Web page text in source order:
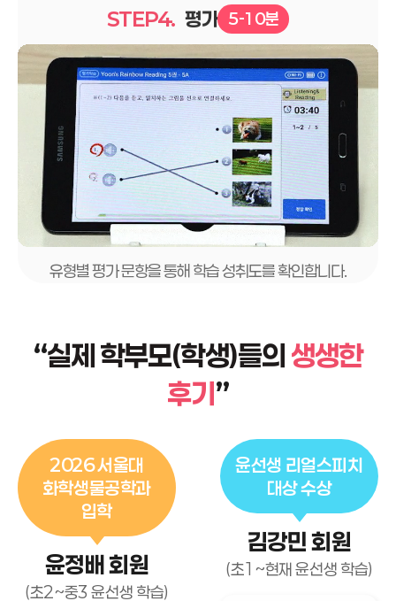
STEP4. 평가 5-10분
유형별 평가 문항을 통해 학습 성취도를 확인합니다.
“실제 학부모(학생)들의 생생한
후기 ”
2026 서울대
화학생물공학과
입학
윤정배 회원
(초2~중3 윤선생 학습)
윤선생 리얼스피치
대상 수상
김강민 회원
(초1~현재 윤선생 학습)